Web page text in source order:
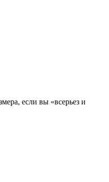
если вы «всерьез и